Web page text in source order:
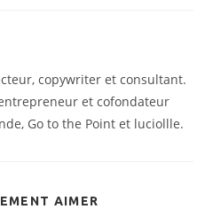
copywriter et consultant.
et cofondateur
Go to the Point et luciollle.
AIMER